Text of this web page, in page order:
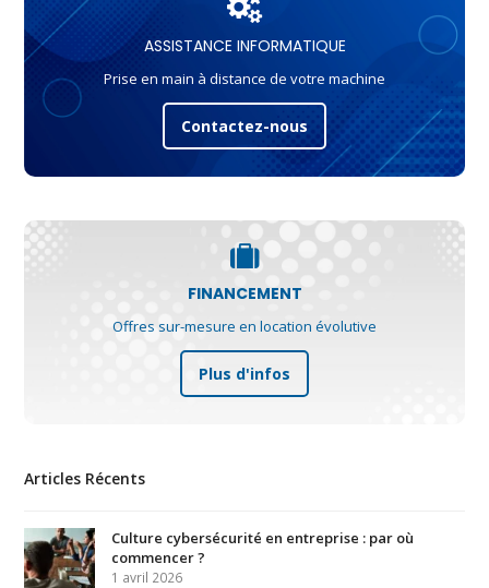
ASSISTANCE INFORMATIQUE
Prise en main à distance de votre machine
Contactez-nous
FINANCEMENT
Offres sur-mesure en location évolutive
Plus d'infos
Articles Récents
Culture cybersécurité en entreprise : par où
commencer ?
1 avril 2026